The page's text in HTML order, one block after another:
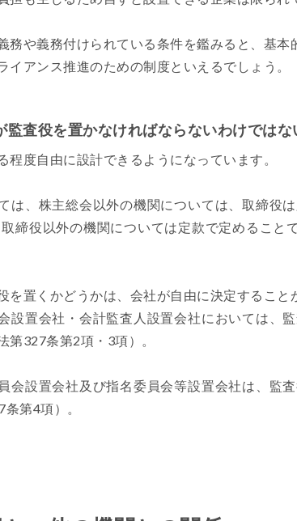
務や義務付けられている条件を鑑みると、基
イアンス推進のための制度といえるでしょう。
監査役を置かなければならないわけではな
程度自由に設計できるようになっています。
は、株主総会以外の機関については、取締役
締役以外の機関については定款で定めること
を置くかどうかは、会社が自由に決定すること
設置会社・会計監査人設置会社においては、
第327条第2項・3項）。
会設置会社及び指名委員会等設置会社は、監
第4項）。